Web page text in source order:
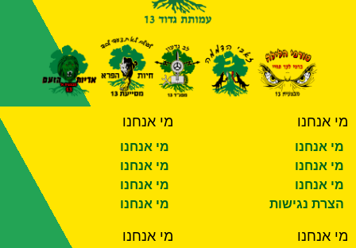
מי אנחנו
מי אנחנו
מי אנחנו
מי אנחנו
הצרת נגישות
מי אנחנו
מי אנחנו
מי אנחנו
מי אנחנו
מי אנחנו
מי אנחנו מי אנחנו